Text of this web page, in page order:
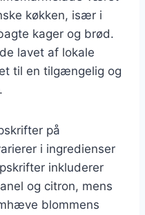
køkken, især i
kager og brød.
lavet af lokale
til en tilgængelig og
på
i ingredienser
inkluderer
og citron, mens
blommens